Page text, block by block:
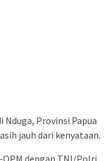
Provinsi Papua
jauh dari kenyataan.
dengan TNI/Polri,